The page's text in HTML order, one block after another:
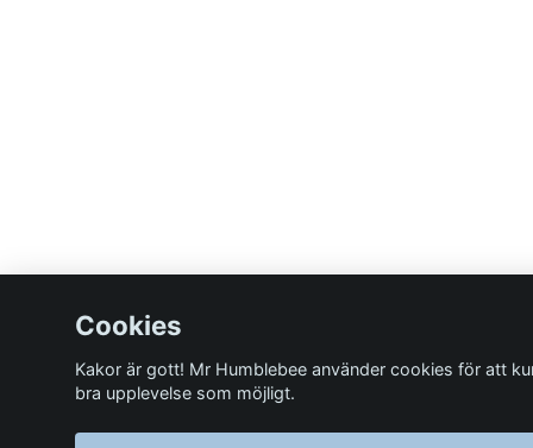
Cookies
Kakor är gott! Mr Humblebee använder cookies för att
bra upplevelse som möjligt.